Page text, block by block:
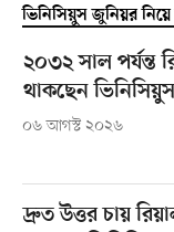
ভিনিসিয়ুস জুনিয়র
২০৩২ সাল পর্যন্ত
থাকছেন ভিনিসিয়ুস
০৬ আগস্ট ২০২৬
দ্রুত উত্তর চায়